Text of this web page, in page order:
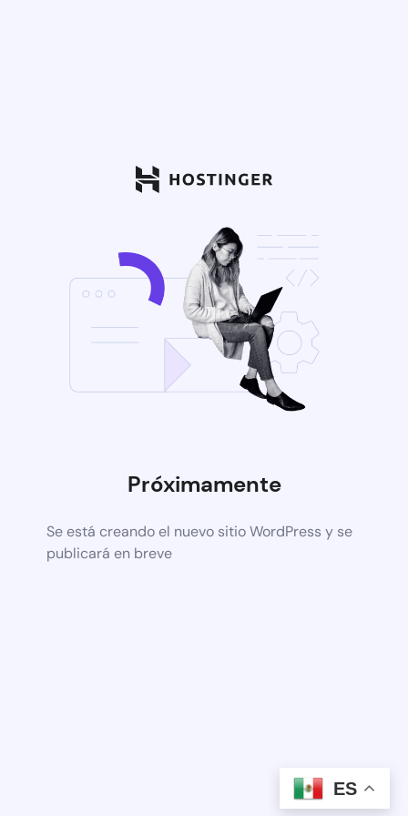
Próximamente
Se está creando el nuevo sitio WordPress y se
publicará en breve
ES